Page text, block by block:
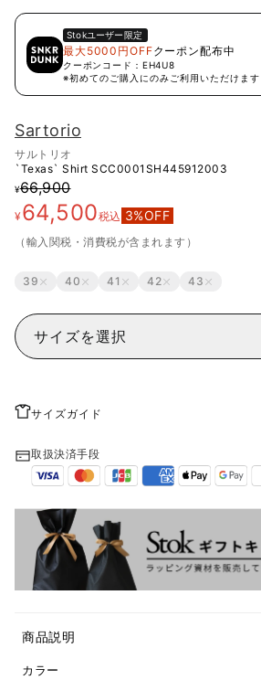
Stokユーザー限定
最大5000円OFFクーポン配布中
クーポンコード： EH4U8
※初めてのご購入にのみご利用いただけます
Sartorio
サルトリオ
`Texas` Shirt SCC0001SH445912003
¥66,900
¥64,500税込 3%OFF
（輸入関税・消費税が含まれます）
39 40 41 42 43
サイズを選択
サイズガイド
取扱決済手段
商品説明
カラー